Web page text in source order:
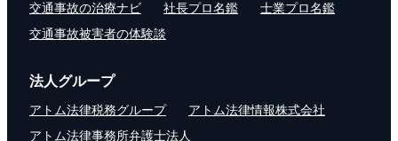
交通事故の治療ナビ
社長プロ名鑑
士業プロ名鑑
交通事故被害者の体験談
法人グループ
アトム法律税務グループ
アトム法律情報株式会社
アトム法律事務所弁護士法人